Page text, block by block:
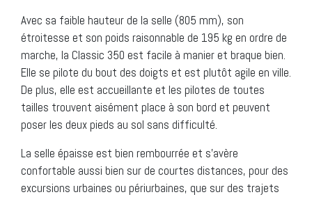
Avec sa faible hauteur de la selle (805 mm), son
étroitesse et son poids raisonnable de 195 kg en ordre de
marche, la Classic 350 est facile à manier et braque bien.
Elle se pilote du bout des doigts et est plutôt agile en ville.
De plus, elle est accueillante et les pilotes de toutes
tailles trouvent aisément place à son bord et peuvent
poser les deux pieds au sol sans difficulté.
La selle épaisse est bien rembourrée et s’avère
confortable aussi bien sur de courtes distances, pour des
excursions urbaines ou périurbaines, que sur des trajets